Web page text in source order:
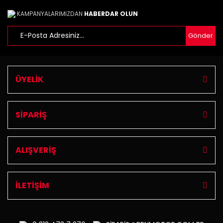
KAMPANYALARIMIZDAN HABERDAR OLUN
Gönder
ÜYELİK
SİPARİŞ
ALIŞVERİŞ
İLETİŞİM